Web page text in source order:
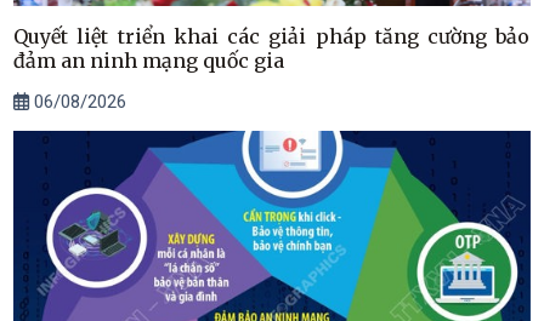
Quyết liệt triển khai các giải pháp tăng cường bảo
đảm an ninh mạng quốc gia
06/08/2026